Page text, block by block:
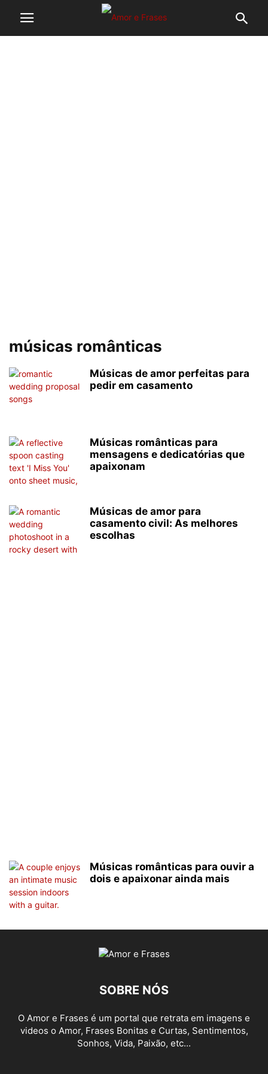
músicas românticas
Músicas de amor perfeitas para
pedir em casamento
Músicas românticas para
mensagens e dedicatórias que
apaixonam
Músicas de amor para
casamento civil: As melhores
escolhas
Músicas românticas para ouvir a
dois e apaixonar ainda mais
SOBRE NÓS
O Amor e Frases é um portal que retrata em imagens e
videos o Amor, Frases Bonitas e Curtas, Sentimentos,
Sonhos, Vida, Paixão, etc...